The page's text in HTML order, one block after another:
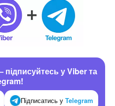
у Viber та
Підписатись у Telegram